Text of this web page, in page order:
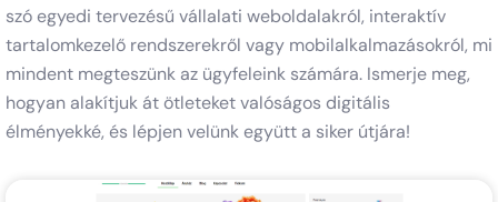
szó egyedi tervezésű vállalati weboldalakról, interaktív
tartalomkezelő rendszerekről vagy mobilalkalmazásokról, mi
mindent megteszünk az ügyfeleink számára. Ismerje meg,
hogyan alakítjuk át ötleteket valóságos digitális
élményekké, és lépjen velünk együtt a siker útjára!